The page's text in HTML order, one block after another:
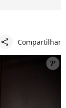
share Compartilhar